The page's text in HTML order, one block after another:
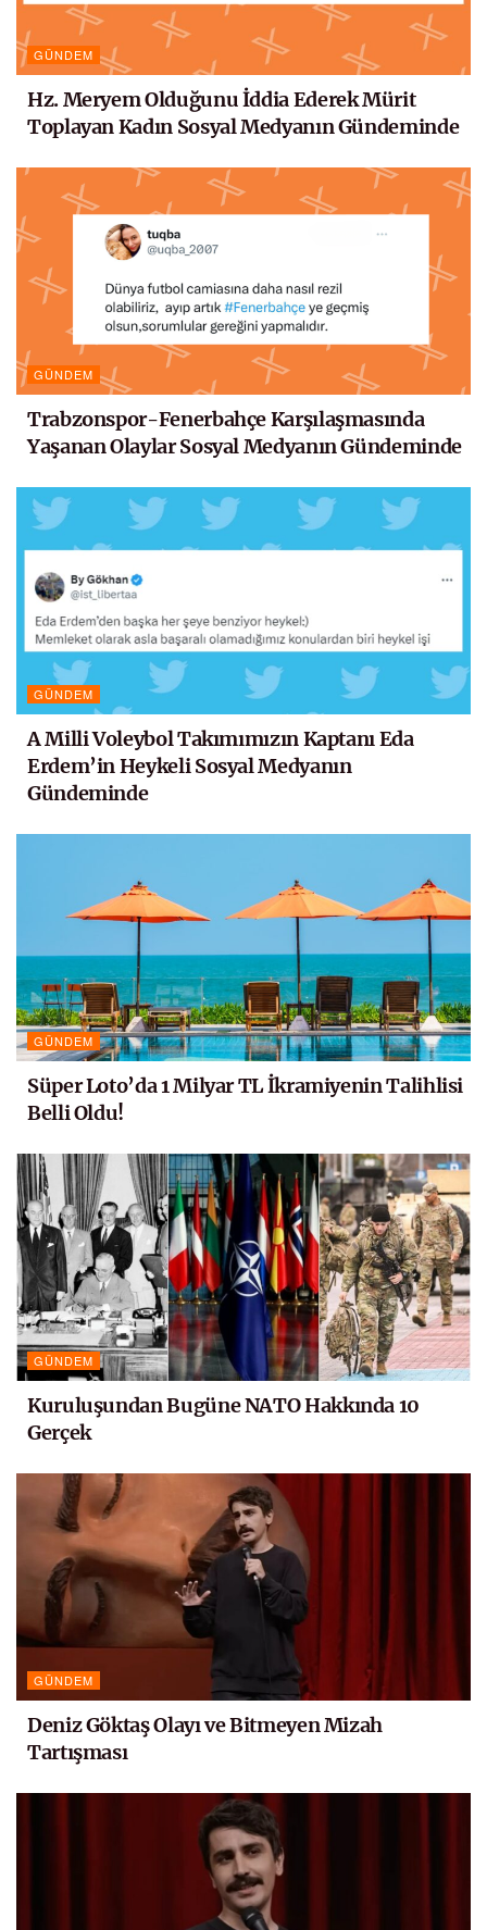
GÜNDEM
Hz. Meryem Olduğunu İddia Ederek Mürit
Toplayan Kadın Sosyal Medyanın Gündeminde
GÜNDEM
Trabzonspor-Fenerbahçe Karşılaşmasında
Yaşanan Olaylar Sosyal Medyanın Gündeminde
GÜNDEM
A Milli Voleybol Takımımızın Kaptanı Eda
Erdem’in Heykeli Sosyal Medyanın
Gündeminde
GÜNDEM
Süper Loto’da 1 Milyar TL İkramiyenin Talihlisi
Belli Oldu!
GÜNDEM
Kuruluşundan Bugüne NATO Hakkında 10
Gerçek
GÜNDEM
Deniz Göktaş Olayı ve Bitmeyen Mizah
Tartışması